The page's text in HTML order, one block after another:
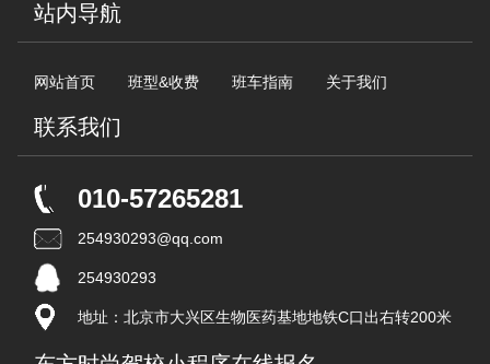
站内导航
网站首页 班型&收费 班车指南 关于我们
联系我们
010-57265281
254930293@qq.com
254930293
地址：北京市大兴区生物医药基地地铁C口出右转200米